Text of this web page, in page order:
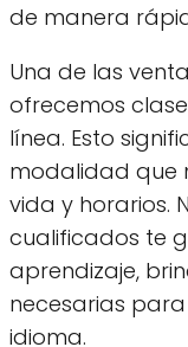
de manera
Una de las
ofrecemos
línea. Esto
modalidad que
vida y horarios.
cualificados te
aprendizaje,
necesarias
idioma.